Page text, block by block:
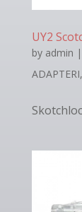
UY2
by admin |